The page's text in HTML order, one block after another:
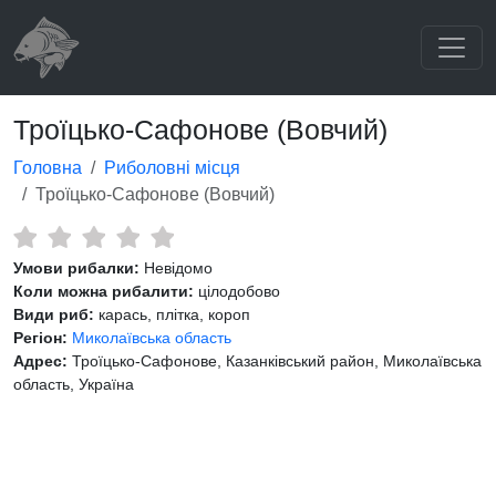
Троїцько-Сафонове (Вовчий)
Головна
Риболовні місця
Троїцько-Сафонове (Вовчий)
Умови рибалки: Невідомо
Коли можна рибалити: цілодобово
Види риб: карась, плітка, короп
Регіон: Миколаївська область
Адрес: Троїцько-Сафонове, Казанківський район, Миколаївська
область, Україна